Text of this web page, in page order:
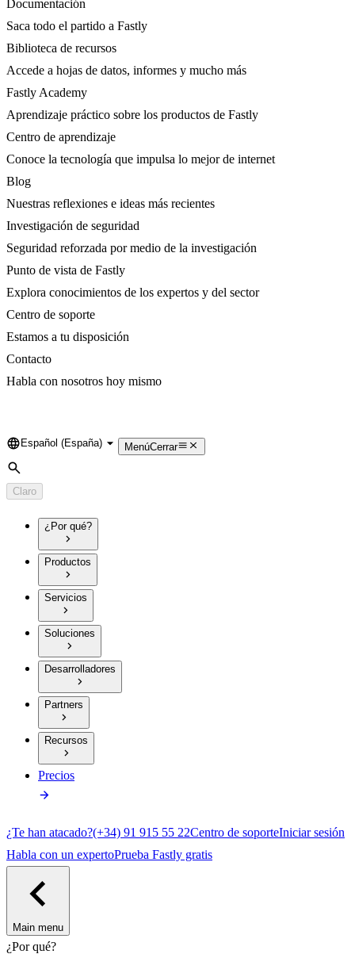
Documentación
Saca todo el partido a Fastly
Biblioteca de recursos
Accede a hojas de datos, informes y mucho más
Fastly Academy
Aprendizaje práctico sobre los productos de Fastly
Centro de aprendizaje
Conoce la tecnología que impulsa lo mejor de internet
Blog
Nuestras reflexiones e ideas más recientes
Investigación de seguridad
Seguridad reforzada por medio de la investigación
Punto de vista de Fastly
Explora conocimientos de los expertos y del sector
Centro de soporte
Estamos a tu disposición
Contacto
Habla con nosotros hoy mismo
Language
Español (España) MenúCerrar
Búsqueda
Claro
¿Por qué?
Productos
Servicios
Soluciones
Desarrolladores
Partners
Recursos
Precios
¿Te han atacado?(+34) 91 915 55 22Centro de soporteIniciar sesión
Habla con un expertoPrueba Fastly gratis
Main menu
¿Por qué?